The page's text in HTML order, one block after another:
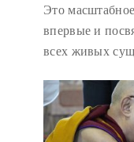
Это
впервые и
всех живых